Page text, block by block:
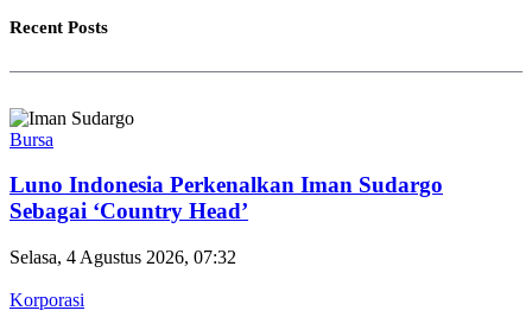
Recent Posts
Bursa
Luno Indonesia Perkenalkan Iman Sudargo
Sebagai ‘Country Head’
Selasa, 4 Agustus 2026, 07:32
Korporasi